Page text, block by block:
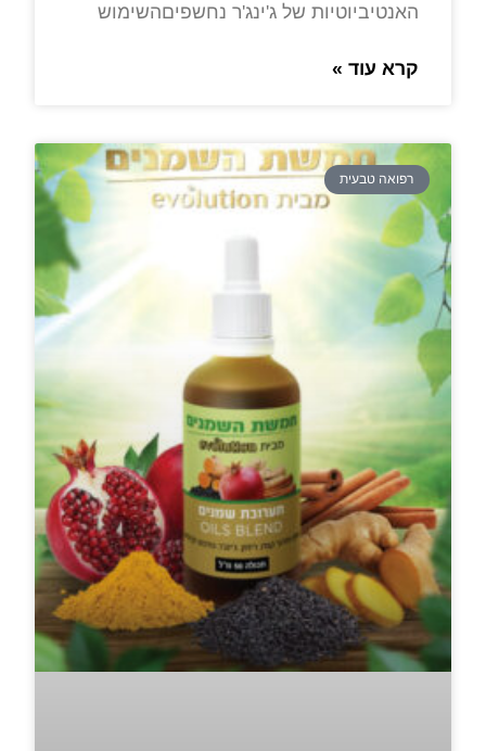
האנטיביוטיות של ג'ינג'ר נחשפיםהשימוש
קרא עוד »
רפואה טבעית